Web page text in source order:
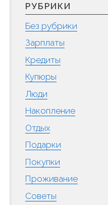
РУБРИКИ
Без рубрики
Зарплаты
Кредиты
Купюры
Люди
Накопление
Отдых
Подарки
Покупки
Проживание
Советы